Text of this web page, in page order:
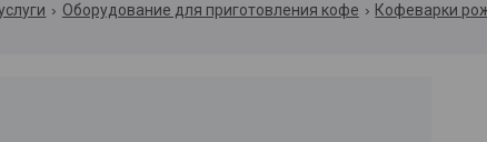
Оборудование для приготовления кофе Кофеварки